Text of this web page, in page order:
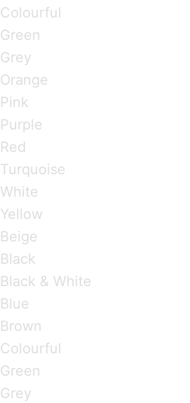
Colourful
Green
Grey
Orange
Pink
Purple
Red
Turquoise
White
Yellow
Beige
Black
Black & White
Blue
Brown
Colourful
Green
Grey